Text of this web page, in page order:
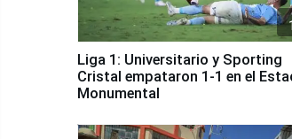
Liga 1: Universitario y Sporting
Cristal empataron 1-1 en el
Monumental